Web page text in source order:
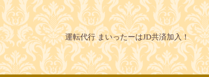
運転代行 まいったーはJD共済加入！